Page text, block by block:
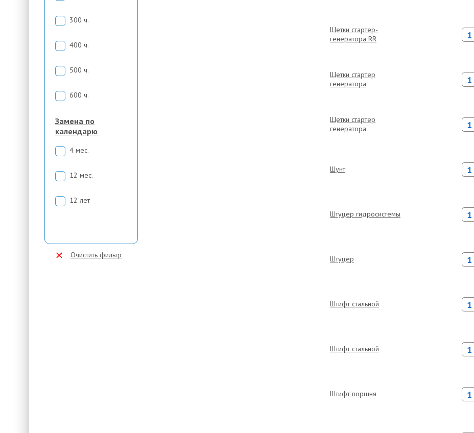
300 ч.
400 ч.
500 ч.
600 ч.
Замена по
календарю
4 мес.
12 мес.
12 лет
Очистить фильтр
Щетки стартер-
генератора RR
Щетки стартер
генератора
Щетки стартер
генератора
Шунт
Штуцер гидросистемы
Штуцер
Штифт стальной
Штифт стальной
Штифт поршня